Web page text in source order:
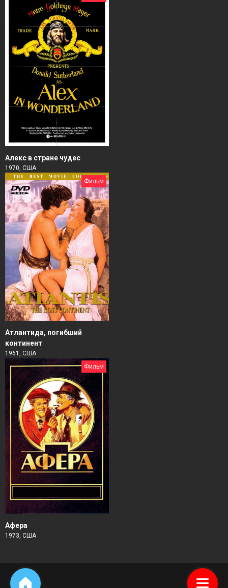
Алекс в стране чудес
1970, США
Фильм
Атлантида, погибший
континент
1961, США
Фильм
Афера
1973, США